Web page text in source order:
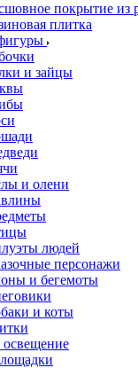
покрытие из
плитка
и зайцы
и олени
людей
персонажи
и бегемоты
и коты